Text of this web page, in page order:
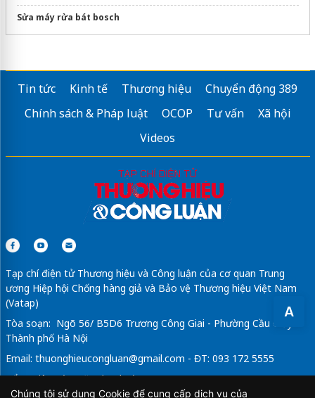
A
Sửa máy rửa bát bosch
Tin tức Kinh tế Thương hiệu
Chuyển động 389
Chính sách & Pháp luật
OCOP Tư vấn
Xã hội
Videos
Tạp chí điện tử Thương hiệu và Công luận của cơ quan Trung
ương Hiệp hội Chống hàng giả và Bảo vệ Thương hiệu Việt Nam
(Vatap)
Tòa soạn: Ngõ 56/ B5D6 Trương Công Giai - Phường Cầu Giấy -
Thành phố Hà Nội
Email: thuonghieucongluan@gmail.com - ĐT: 093 172 5555
Tổng Biên Tập: Vũ Đức Thuận
Chúng tôi sử dụng Cookie để cung cấp dịch vụ của